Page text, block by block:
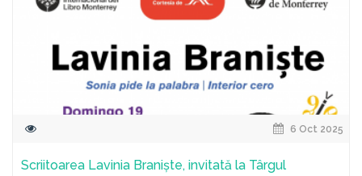
6 Oct 2025
Scriitoarea Lavinia Braniște, invitată la Târgul